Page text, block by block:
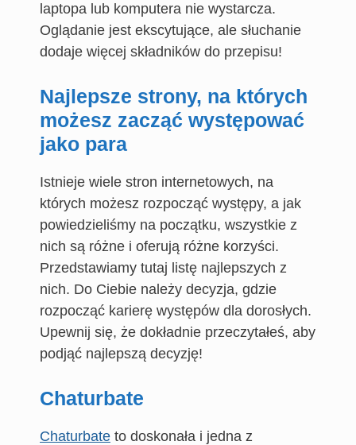
laptopa lub komputera nie wystarcza.
Oglądanie jest ekscytujące, ale słuchanie
dodaje więcej składników do przepisu!
Najlepsze strony, na których
możesz zacząć występować
jako para
Istnieje wiele stron internetowych, na
których możesz rozpocząć występy, a jak
powiedzieliśmy na początku, wszystkie z
nich są różne i oferują różne korzyści.
Przedstawiamy tutaj listę najlepszych z
nich. Do Ciebie należy decyzja, gdzie
rozpocząć karierę występów dla dorosłych.
Upewnij się, że dokładnie przeczytałeś, aby
podjąć najlepszą decyzję!
Chaturbate
Chaturbate to doskonała i jedna z